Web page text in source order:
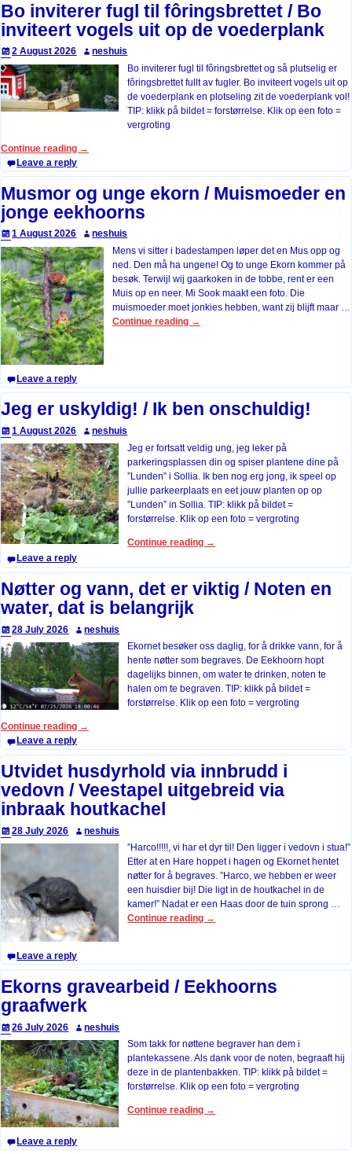
Bo inviterer fugl til fôringsbrettet / Bo
inviteert vogels uit op de voederplank
2 August 2026
neshuis
Bo inviterer fugl til fôringsbrettet og så plutselig er
fôringsbrettet fullt av fugler. Bo inviteert vogels uit op
de voederplank en plotseling zit de voederplank vol!
TIP: klikk på bildet = forstørrelse. Klik op een foto =
vergroting
Continue reading →
Leave a reply
Musmor og unge ekorn / Muismoeder en
jonge eekhoorns
1 August 2026
neshuis
Mens vi sitter i badestampen løper det en Mus opp og
ned. Den må ha ungene! Og to unge Ekorn kommer på
besøk. Terwijl wij gaarkoken in de tobbe, rent er een
Muis op en neer. Mi Sook maakt een foto. Die
muismoeder moet jonkies hebben, want zij blijft maar
Continue reading →
Leave a reply
Jeg er uskyldig! / Ik ben onschuldig!
1 August 2026
neshuis
Jeg er fortsatt veldig ung, jeg leker på
parkeringsplassen din og spiser plantene dine på
”Lunden” i Sollia. Ik ben nog erg jong, ik speel op
jullie parkeerplaats en eet jouw planten op op
”Lunden” in Sollia. TIP: klikk på bildet =
forstørrelse. Klik op een foto = vergroting
Continue reading →
Leave a reply
Nøtter og vann, det er viktig / Noten en
water, dat is belangrijk
28 July 2026
neshuis
Ekornet besøker oss daglig, for å drikke vann, for å
hente nøtter som begraves. De Eekhoorn hopt
dagelijks binnen, om water te drinken, noten te
halen om te begraven. TIP: klikk på bildet =
forstørrelse. Klik op een foto = vergroting
Continue reading →
Leave a reply
Utvidet husdyrhold via innbrudd i
vedovn / Veestapel uitgebreid via
inbraak houtkachel
28 July 2026
neshuis
”Harco!!!!!, vi har et dyr til! Den ligger i vedovn i stua!”
Etter at en Hare hoppet i hagen og Ekornet hentet
nøtter for å begraves. ”Harco, we hebben er weer
een huisdier bij! Die ligt in de houtkachel in de
kamer!” Nadat er een Haas door de tuin sprong …
Continue reading →
Leave a reply
Ekorns gravearbeid / Eekhoorns
graafwerk
26 July 2026
neshuis
Som takk for nøttene begraver han dem i
plantekassene. Als dank voor de noten, begraaft hij
deze in de plantenbakken. TIP: klikk på bildet =
forstørrelse. Klik op een foto = vergroting
Continue reading →
Leave a reply